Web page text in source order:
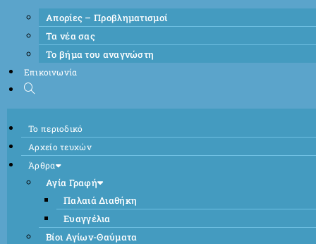
Απορίες – Προβληματισμοί
Τα νέα σας
Το βήμα του αναγνώστη
Επικοινωνία
Το περιοδικό
Αρχείο τευχών
Άρθρα
Αγία Γραφή
Παλαιά Διαθήκη
Ευαγγέλια
Βίοι Αγίων-Θαύματα